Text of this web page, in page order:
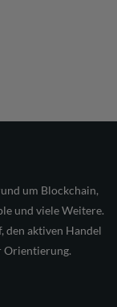
um Blockchain,
und viele Weitere.
den aktiven Handel
Orientierung.